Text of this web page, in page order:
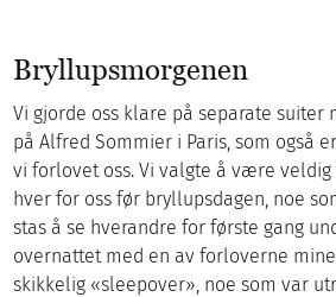
Bryllupsmorgenen
Vi gjorde oss klare på separate suiter
på Alfred Sommier i Paris, som også
vi forlovet oss. Vi valgte å være
hver for oss før bryllupsdagen, noe
stas å se hverandre for første gang
overnattet med en av forloverne
skikkelig «sleepover», noe som var